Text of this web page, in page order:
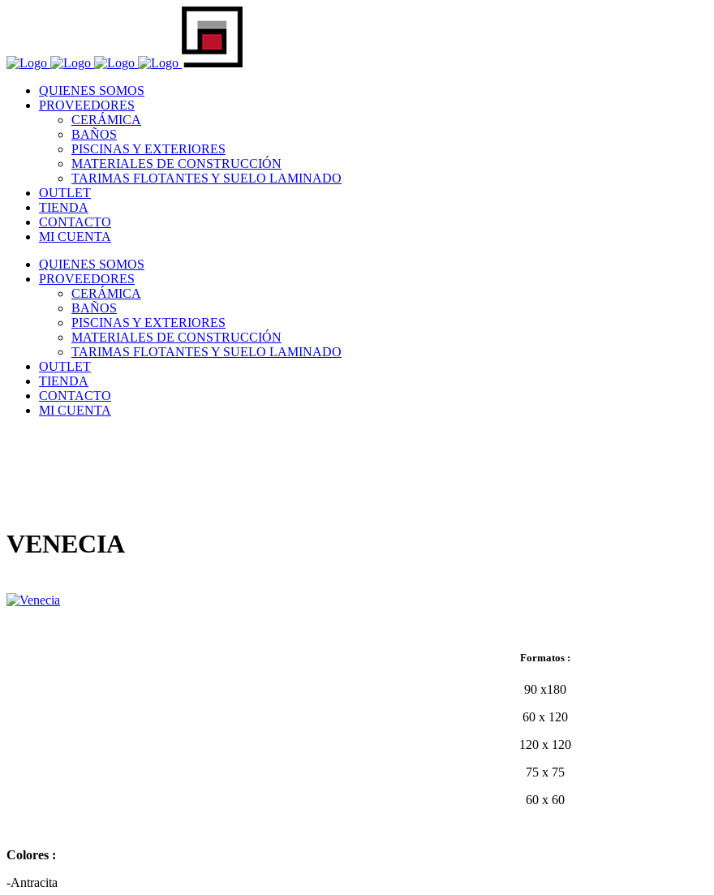
QUIENES SOMOS
PROVEEDORES
CERÁMICA
BAÑOS
PISCINAS Y EXTERIORES
MATERIALES DE CONSTRUCCIÓN
TARIMAS FLOTANTES Y SUELO LAMINADO
OUTLET
TIENDA
CONTACTO
MI CUENTA
QUIENES SOMOS
PROVEEDORES
CERÁMICA
BAÑOS
PISCINAS Y EXTERIORES
MATERIALES DE CONSTRUCCIÓN
TARIMAS FLOTANTES Y SUELO LAMINADO
OUTLET
TIENDA
CONTACTO
MI CUENTA
VENECIA
Formatos :
90 x180
60 x 120
120 x 120
75 x 75
60 x 60
Colores :
-Antracita